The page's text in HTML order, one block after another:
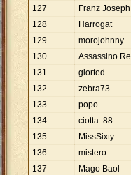
127
Franz Joseph
128
Harrogat
129
morojohnny
130
Assassino
131
giorted
132
zebra73
133
popo
134
ciotta. 88
135
MissSixty
136
mistero
137
Mago Baol